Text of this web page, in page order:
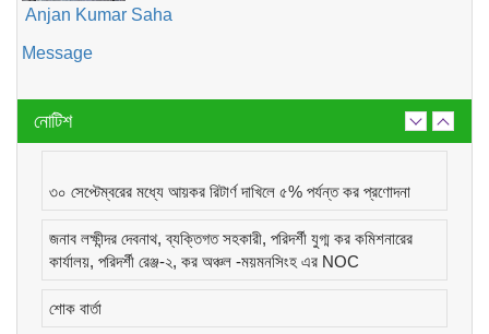
Anjan Kumar Saha
Message
নোটিশ
৩০ সেপ্টেম্বরের মধ্যে আয়কর রিটার্ণ দাখিলে ৫% পর্যন্ত কর প্রণোদনা
জনাব লক্ষীন্দর দেবনাথ, ব্যক্তিগত সহকারী, পরিদর্শী যুগ্ম কর কমিশনারের
কার্যালয়, পরিদর্শী রেঞ্জ-২, কর অঞ্চল -ময়মনসিংহ এর NOC
শোক বার্তা